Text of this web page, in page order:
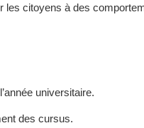
les citoyens à des
universitaire.
des cursus.